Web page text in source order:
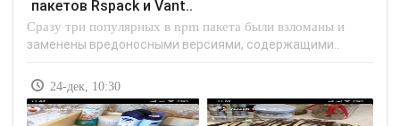
пакетов Rspack и Vant..
Сразу три популярных в npm пакета были взломаны и
заменены вредоносными версиями, содержащими..
24-дек, 10:30